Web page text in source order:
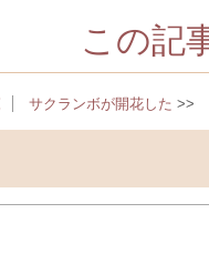
この記
サクランボが開花した